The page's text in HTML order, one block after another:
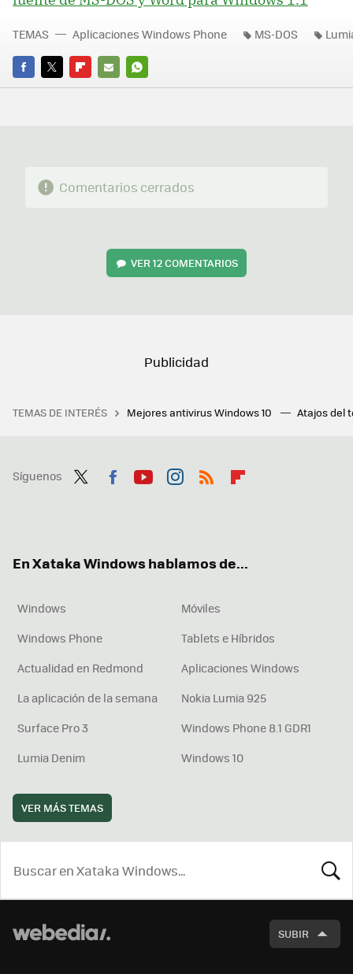
FACEBOOK
TWITTERFLIPBOARD
E-
WHATSAPP
TEMAS Aplicaciones Windows Phone MS-DOS
Comentarios cerrados
VER12 COMENTARIOS
TEMAS DE INTERÉS Mejores antivirus Windows 10 Atajos del
Síguenos
En Xataka Windows hablamos de...
Windows
Móviles
Windows Phone
Tablets e Híbridos
Actualidad en Redmond
Aplicaciones Windows
La aplicación de la semana
Nokia Lumia 925
Surface Pro 3
Windows Phone 8.1 GDR1
Lumia Denim
Windows 10
VER MÁS TEMAS
SUBIR